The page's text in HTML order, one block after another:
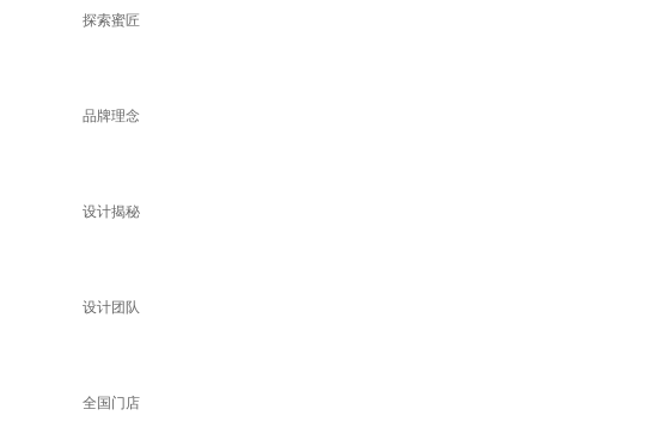
探索蜜匠
品牌理念
设计揭秘
设计团队
全国门店